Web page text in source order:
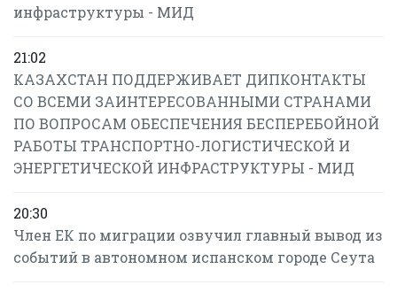
инфраструктуры - МИД
21:02
КАЗАХСТАН ПОДДЕРЖИВАЕТ ДИПКОНТАКТЫ
СО ВСЕМИ ЗАИНТЕРЕСОВАННЫМИ СТРАНАМИ
ПО ВОПРОСАМ ОБЕСПЕЧЕНИЯ БЕСПЕРЕБОЙНОЙ
РАБОТЫ ТРАНСПОРТНО-ЛОГИСТИЧЕСКОЙ И
ЭНЕРГЕТИЧЕСКОЙ ИНФРАСТРУКТУРЫ - МИД
20:30
Член ЕК по миграции озвучил главный вывод из
событий в автономном испанском городе Сеута